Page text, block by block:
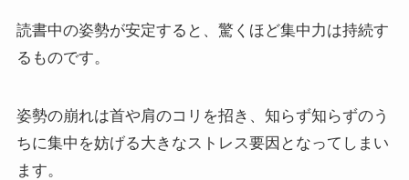
読書中の姿勢が安定すると、驚くほど集中力は持続す
るものです。
姿勢の崩れは首や肩のコリを招き、知らず知らずのう
ちに集中を妨げる大きなストレス要因となってしまい
ます。